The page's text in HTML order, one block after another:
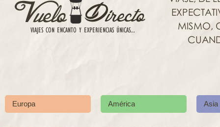
MISMO,
Europa América Asia